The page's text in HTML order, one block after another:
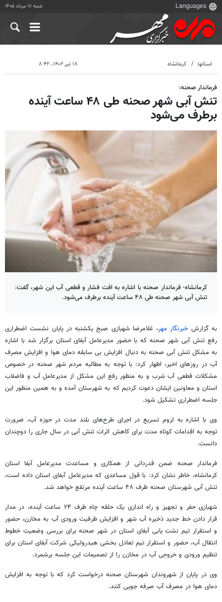
شنبه ۱۷ مرداد ۱۴۰۵
استانها کرمانشاه ۱۸ تیر ۱۴۰۲، ۸:۴۲
فرماندار صحنه:
تنش آبی شهر صحنه طی ۴۸ ساعت آینده
برطرف می‌شود
کرمانشاه- فرماندار صحنه با اشاره به افت فشار و قطعی آب این شهر، گفت:
تنش آبی شهر صحنه طی ۴۸ ساعت آینده برطرف می‌شود.
به گزارش خبرنگار مهر، غلامرضا شهبازی صبح یکشنبه در پایان نشست اضطراری
رفع تنش آبی شهر صحنه که با حضور مدیرعامل آبفای استان برگزار شد با اشاره
به مشکل تنش آبی صحنه به دنبال افزایش بی سابقه دمای هوا و افزایش مصرف
آب در روزهای اخیر، اظهار کرد: با توجه به مطالبه مردم شهر صحنه در خصوص
مشکلات قطعی آب شرب و به منظور رفع این مشکل از مدیرعامل آب و فاضلاب
استان و معاونین ایشان دعوت کردیم که به شهرستان آمده و به همین منظور این
جلسه اضطراری تشکیل شود.
وی با اشاره به لزوم تسریع در اجرای طرح‌های بلند مدت در حوزه آب، ضرورت
توجه به اقدامات کوتاه مدت برای کاهش اثرات تنش آبی در سال جاری را دوچندان
دانست.
فرماندار صحنه ضمن قدردانی از همکاری و مساعدت مدیرعامل آبفا استان
کرمانشاه، خاطر نشان کرد: با قول مساعدی که مدیرعامل آبفای استان داده است،
تنش آبی شهرستان صحنه ظرف ۴۸ ساعت آینده مرتفع خواهد شد.
شهبازی حفر و تجهیز و راه اندازی یک حلقه چاه ظرف ۲۴ ساعت آینده، در مدار
قرار دادن خط جدید ذخیره آب شهر و افزایش ظرفیت ورودی آب به مخازن، حضور
و استقرار تیم نشت یابی آبفای استان در شهر صحنه برای بررسی وضعیت خطوط
انتقال آب، حضور و استقرار تیم تعادل بخشی هیدرولیکی شرکت آبفای استان برای
تنظیم ورودی و خروجی آب در مخازن را از تصمیمات این جلسه برشمرد.
وی در پایان از شهروندان شهرستان صحنه درخواست کرد که با توجه به افزایش
دمای هوا در مصرف آب صرفه جویی کنند.